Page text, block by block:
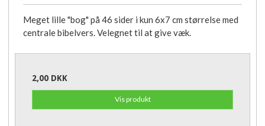
Meget lille "bog" på 46 sider i kun 6x7 cm størrelse med
centrale bibelvers. Velegnet til at give væk.
2,00 DKK
Vis produkt